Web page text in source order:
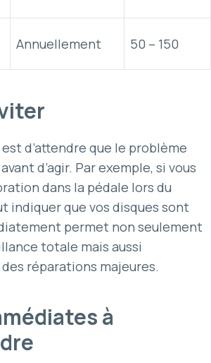
Annuellement 50 – 150
d’attendre que le problème
d’agir. Par exemple, si vous
dans la pédale lors du
indiquer que vos disques sont
permet non seulement
totale mais aussi
réparations majeures.
à